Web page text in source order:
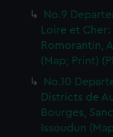
No.9
Loire et
Romorantin,
(Map; Print)
No.10
Districts de
Bourges,
Issoudun